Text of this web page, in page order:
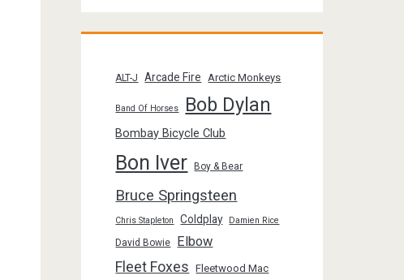
ALT-J Arcade Fire Arctic Monkeys
Band Of Horses Bob Dylan
Bombay Bicycle Club
Bon Iver Boy & Bear
Bruce Springsteen
Chris Stapleton Coldplay Damien Rice
David Bowie Elbow
Fleet Foxes Fleetwood Mac